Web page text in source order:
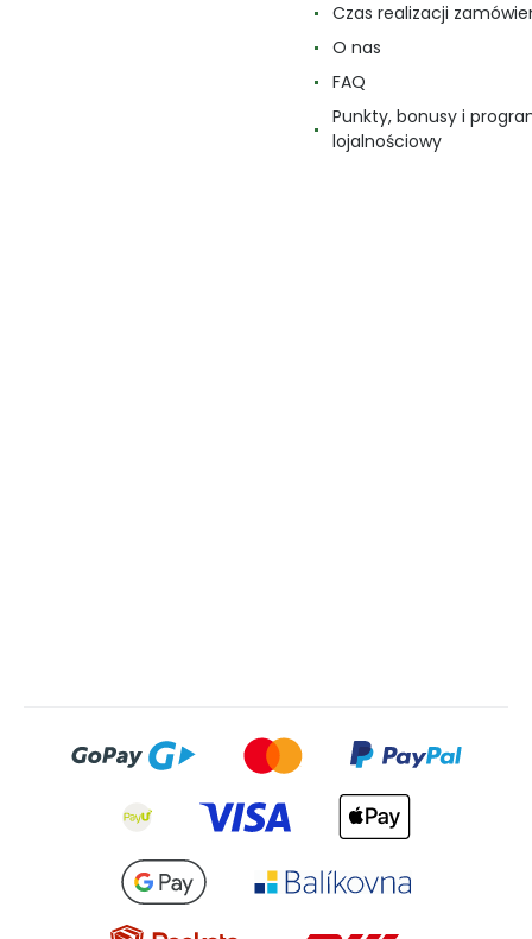
Czas realizacji
O nas
FAQ
Punkty, bonusy i
lojalnościowy